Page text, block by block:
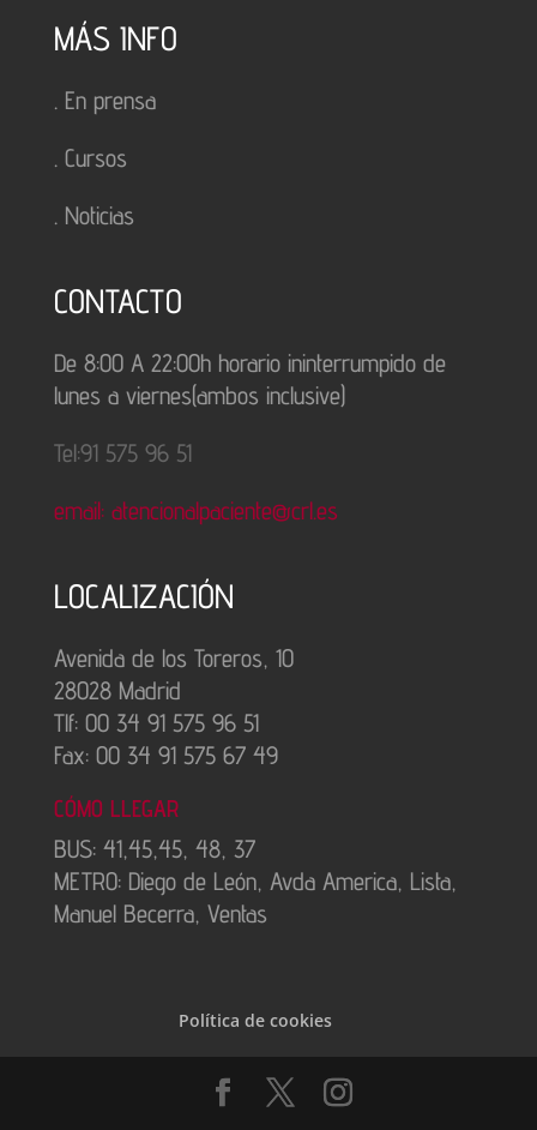
MÁS INFO
. En prensa
. Cursos
. Noticias
CONTACTO
De 8:00 A 22:00h horario ininterrumpido de
lunes a viernes(ambos inclusive)
Tel:91 575 96 51
email: atencionalpaciente@crl.es
LOCALIZACIÓN
Avenida de los Toreros, 10
28028 Madrid
Tlf: 00 34 91 575 96 51
Fax: 00 34 91 575 67 49
CÓMO LLEGAR
BUS: 41,45,45, 48, 37
METRO: Diego de León, Avda America, Lista,
Manuel Becerra, Ventas
Política de cookies